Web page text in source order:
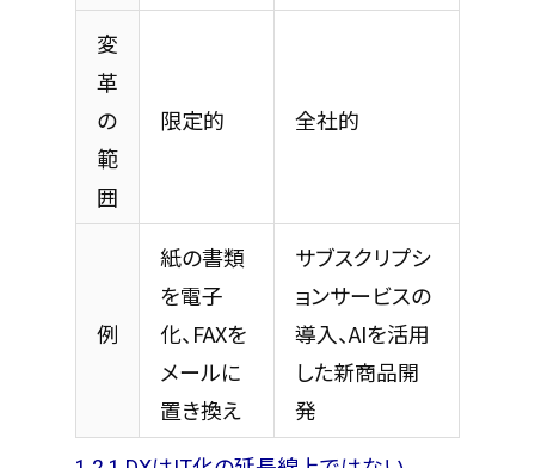
変
革
の
範
囲
限定的 全社的
例
紙の書類
を電子
化、FAXを
メールに
置き換え
サブスクリプシ
ョンサービスの
導入、AIを活用
した新商品開
発